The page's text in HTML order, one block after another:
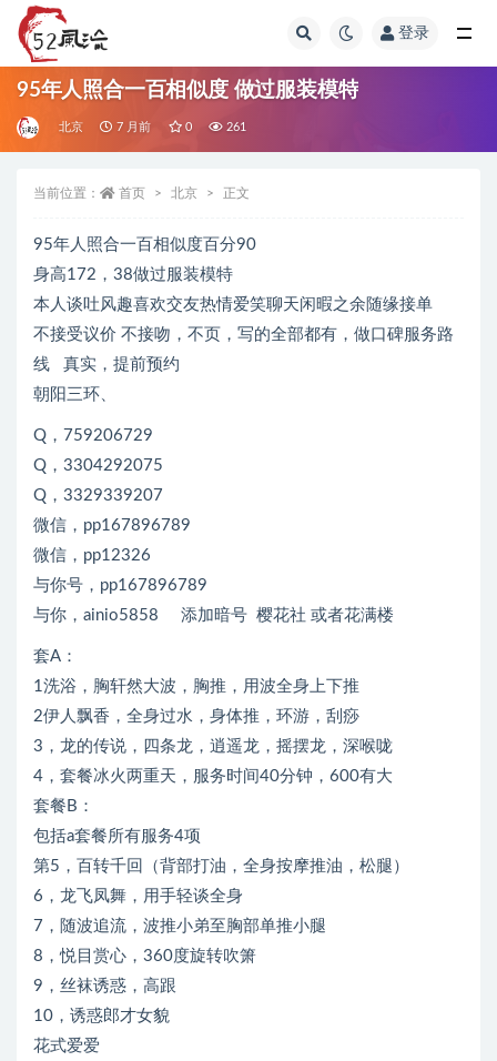
登录
95年人照合一百相似度 做过服装模特
北京 7 月前 0 261
当前位置： 首页 北京 正文
95年人照合一百相似度百分90
身高172，38做过服装模特
本人谈吐风趣喜欢交友热情爱笑聊天闲暇之余随缘接单
不接受议价 不接吻，不页，写的全部都有，做口碑服务路
线 真实，提前预约
朝阳三环、
Q，759206729
Q，3304292075
Q，3329339207
微信，pp167896789
微信，pp12326
与你号，pp167896789
与你，ainio5858 添加暗号 樱花社 或者花满楼
套A：
1洗浴，胸轩然大波，胸推，用波全身上下推
2伊人飘香，全身过水，身体推，环游，刮痧
3，龙的传说，四条龙，逍遥龙，摇摆龙，深喉咙
4，套餐冰火两重天，服务时间40分钟，600有大
套餐B：
包括a套餐所有服务4项
第5，百转千回（背部打油，全身按摩推油，松腿）
6，龙飞凤舞，用手轻谈全身
7，随波追流，波推小弟至胸部单推小腿
8，悦目赏心，360度旋转吹箫
9，丝袜诱惑，高跟
10，诱惑郎才女貌
花式爱爱